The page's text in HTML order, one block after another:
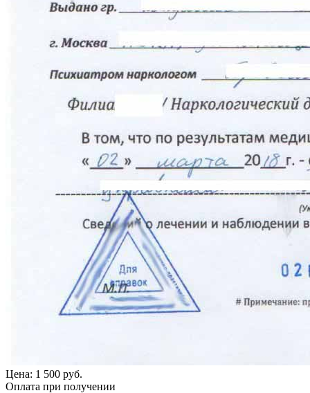
Цена: 1 500 руб.
Оплата при получении